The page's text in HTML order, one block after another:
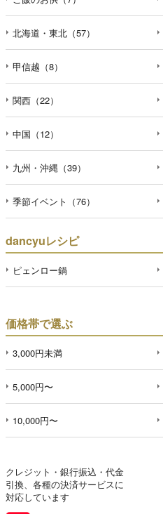
北海道・東北（57）
甲信越（8）
関西（22）
中国（12）
九州・沖縄（39）
季節イベント（76）
dancyuレシピ
ピェンロー鍋
価格帯で選ぶ
3,000円未満
5,000円〜
10,000円〜
クレジット・銀行振込・代金
引換、各種の決済サービスに
対応しています